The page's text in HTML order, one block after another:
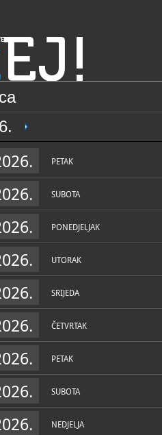
EJ!
PETAK
SUBOTA
PONEDJELJAK
UTORAK
SRIJEDA
ČETVRTAK
PETAK
SUBOTA
NEDJELJA
Korčula